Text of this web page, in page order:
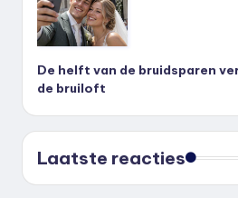
De helft van de bruidsparen
de bruiloft
Laatste reacties